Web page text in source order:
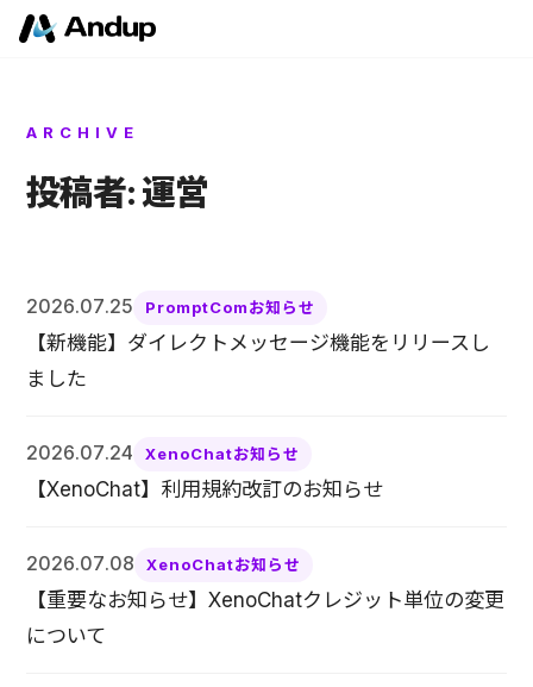
ARCHIVE
投稿者:運営
2026.07.25 PromptComお知らせ
【新機能】ダイレクトメッセージ機能をリリースし
ました
2026.07.24 XenoChatお知らせ
【XenoChat】利用規約改訂のお知らせ
2026.07.08 XenoChatお知らせ
【重要なお知らせ】XenoChatクレジット単位の変更
について